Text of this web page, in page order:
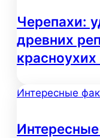
Черепахи:
древних
Интересные